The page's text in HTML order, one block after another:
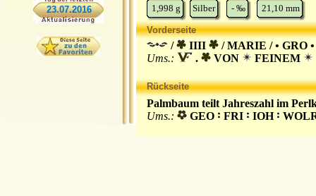
23.07.2016 1,998 g Silber - ‰ 21,10 mm
Vorderseite
/ IIII
/ MARIE / • GRO
Ums.:
. VON FEINEM
Rückseite
Palmbaum teilt Jahreszahl im
Ums.:
GEO FRI IOH